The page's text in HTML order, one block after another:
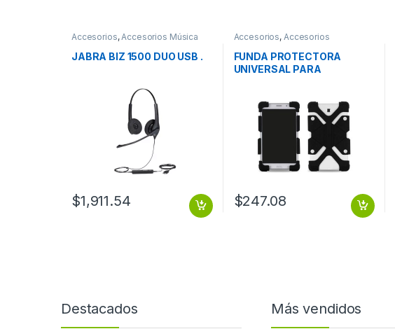
Accesorios,Accesorios Música
JABRA BIZ 1500 DUO USB .
$1,911.54
Accesorios, Accesorios
FUNDA PROTECTORA
UNIVERSAL PARA
PROTECTORA UNIVERSAL
PARA TABLETAS DE 8 9 Y 12
DE SILICON NEG
$247.08
Destacados Más vendidos